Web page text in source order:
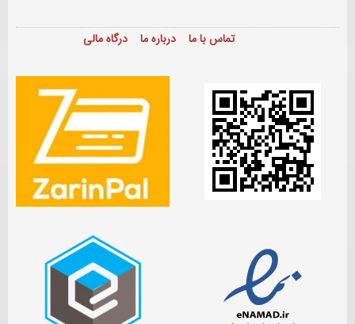
تماس با ما درباره ما درگاه مالی